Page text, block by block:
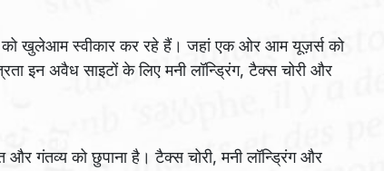
को खुलेआम स्वीकार कर रहे हैं। जहां एक ओर आम यूज़र्स को
इन अवैध साइटों के लिए मनी लॉन्ड्रिंग, टैक्स चोरी और
और गंतव्य को छुपाना है। टैक्स चोरी, मनी लॉन्ड्रिंग और